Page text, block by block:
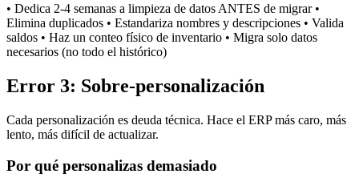
• Dedica 2-4 semanas a limpieza de datos ANTES de migrar •
Elimina duplicados • Estandariza nombres y descripciones • Valida
saldos • Haz un conteo físico de inventario • Migra solo datos
necesarios (no todo el histórico)
Error 3: Sobre-personalización
Cada personalización es deuda técnica. Hace el ERP más caro, más
lento, más difícil de actualizar.
Por qué personalizas demasiado